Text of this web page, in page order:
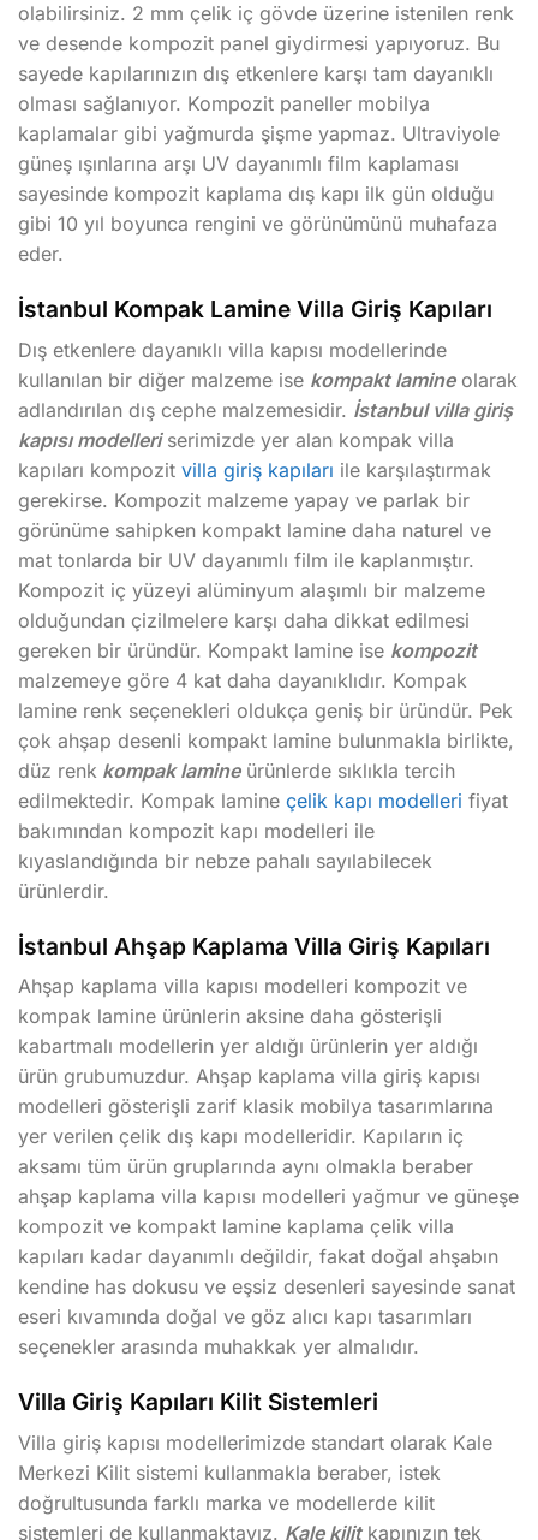
olabilirsiniz. 2 mm çelik iç gövde üzerine istenilen renk
ve desende kompozit panel giydirmesi yapıyoruz. Bu
sayede kapılarınızın dış etkenlere karşı tam dayanıklı
olması sağlanıyor. Kompozit paneller mobilya
kaplamalar gibi yağmurda şişme yapmaz. Ultraviyole
güneş ışınlarına arşı UV dayanımlı film kaplaması
sayesinde kompozit kaplama dış kapı ilk gün olduğu
gibi 10 yıl boyunca rengini ve görünümünü muhafaza
eder.
İstanbul Kompak Lamine Villa Giriş Kapıları
Dış etkenlere dayanıklı villa kapısı modellerinde
kullanılan bir diğer malzeme ise kompakt lamineolarak
adlandırılan dış cephe malzemesidir. İstanbul villa giriş
kapısı modelleriserimizde yer alan kompak villa
kapıları kompozit villa giriş kapıları ile karşılaştırmak
gerekirse. Kompozit malzeme yapay ve parlak bir
görünüme sahipken kompakt lamine daha naturel ve
mat tonlarda bir UV dayanımlı film ile kaplanmıştır.
Kompozit iç yüzeyi alüminyum alaşımlı bir malzeme
olduğundan çizilmelere karşı daha dikkat edilmesi
gereken bir üründür. Kompakt lamine ise kompozit
malzemeye göre 4 kat daha dayanıklıdır. Kompak
lamine renk seçenekleri oldukça geniş bir üründür. Pek
çok ahşap desenli kompakt lamine bulunmakla birlikte,
düz renk kompak lamineürünlerde sıklıkla tercih
edilmektedir. Kompak lamine çelik kapı modelleri fiyat
bakımından kompozit kapı modelleri ile
kıyaslandığında bir nebze pahalı sayılabilecek
ürünlerdir.
İstanbul Ahşap Kaplama Villa Giriş Kapıları
Ahşap kaplama villa kapısı modelleri kompozit ve
kompak lamine ürünlerin aksine daha gösterişli
kabartmalı modellerin yer aldığı ürünlerin yer aldığı
ürün grubumuzdur. Ahşap kaplama villa giriş kapısı
modelleri gösterişli zarif klasik mobilya tasarımlarına
yer verilen çelik dış kapı modelleridir. Kapıların iç
aksamı tüm ürün gruplarında aynı olmakla beraber
ahşap kaplama villa kapısı modelleri yağmur ve güneşe
kompozit ve kompakt lamine kaplama çelik villa
kapıları kadar dayanımlı değildir, fakat doğal ahşabın
kendine has dokusu ve eşsiz desenleri sayesinde sanat
eseri kıvamında doğal ve göz alıcı kapı tasarımları
seçenekler arasında muhakkak yer almalıdır.
Villa Giriş Kapıları Kilit Sistemleri
Villa giriş kapısı modellerimizde standart olarak Kale
Merkezi Kilit sistemi kullanmakla beraber, istek
doğrultusunda farklı marka ve modellerde kilit
sistemleri de kullanmaktayız. Kale kilit kapınızın tek